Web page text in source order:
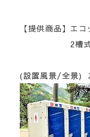
【提供商品】エ
2槽式手洗い
(設置風景/全景)